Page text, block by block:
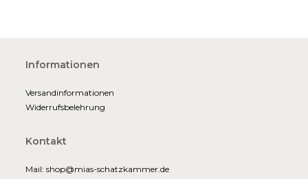
Informationen
Versandinformationen
Widerrufsbelehrung
Kontakt
Mail: shop@mias-schatzkammer.de